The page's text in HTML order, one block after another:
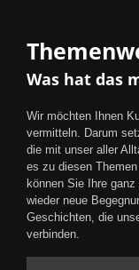
Was hat das
Wir möchten Ihnen
vermitteln. Darum
die mit unser aller
es zu diesen
können Sie Ihre
wieder neue
Geschichten, die
verbinden.